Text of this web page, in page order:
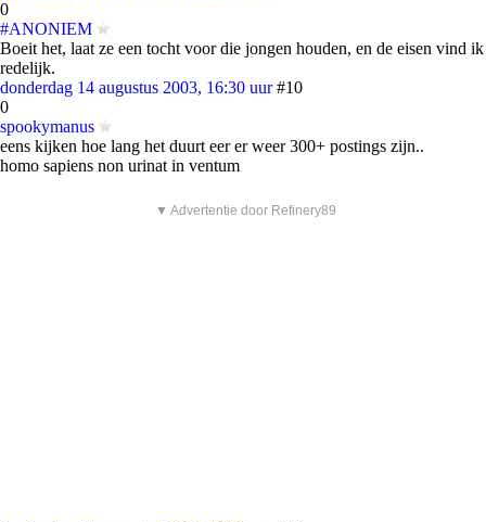
0
#ANONIEM
Boeit het, laat ze een tocht voor die jongen houden, en de eisen vind ik
redelijk.
donderdag 14 augustus 2003, 16:30 uur #10
0
spookymanus
eens kijken hoe lang het duurt eer er weer 300+ postings zijn..
homo sapiens non urinat in ventum
▼ Advertentie door Refinery89